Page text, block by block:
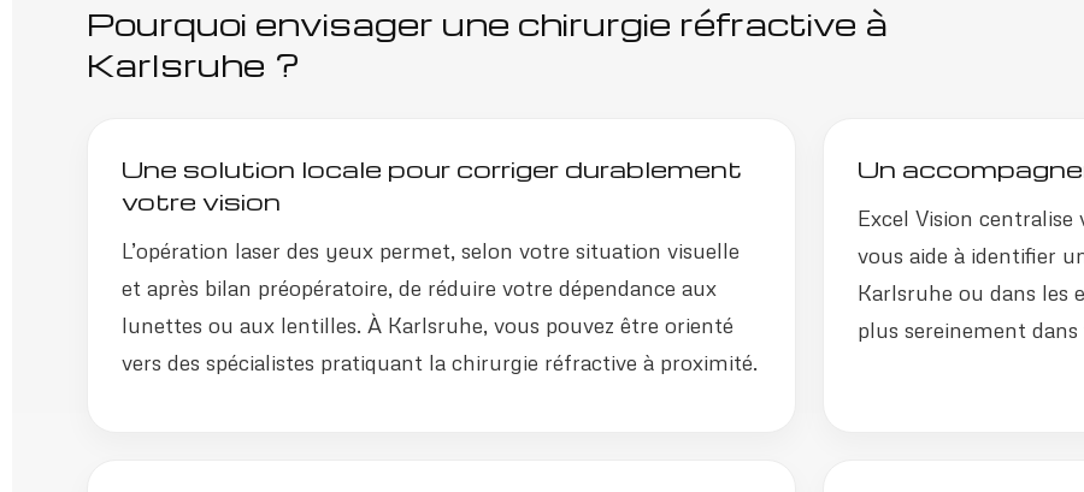
Pourquoi envisager une chirurgie réfractive à
Karlsruhe ?
Une solution locale pour corriger durablement
votre vision
L’opération laser des yeux permet, selon votre situation visuelle
et après bilan préopératoire, de réduire votre dépendance aux
lunettes ou aux lentilles. À Karlsruhe, vous pouvez être orienté
vers des spécialistes pratiquant la chirurgie réfractive à proximité.
Un
Excel Vision
vous aide à identifier
Karlsruhe ou dans les
plus sereinement